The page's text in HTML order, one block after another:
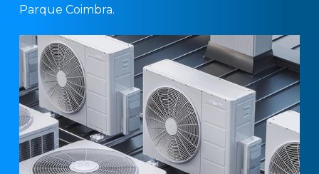
Parque Coimbra.